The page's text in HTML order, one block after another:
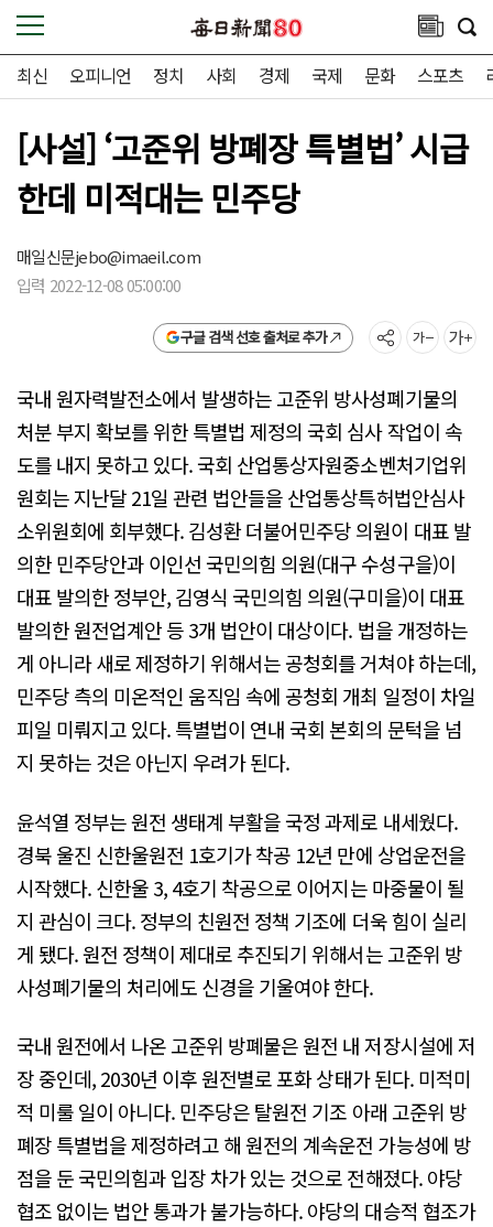
최신 오피니언 정치 사회 경제 국제 문화 스포츠
[사설] ‘고준위 방폐장 특별법’ 시급
한데 미적대는 민주당
매일신문jebo@imaeil.com
입력 2022-12-08 05:00:00
구글 검색 선호 출처로 추가
국내 원자력발전소에서 발생하는 고준위 방사성폐기물의
처분 부지 확보를 위한 특별법 제정의 국회 심사 작업이 속
도를 내지 못하고 있다. 국회 산업통상자원중소벤처기업위
원회는 지난달 21일 관련 법안들을 산업통상특허법안심사
소위원회에 회부했다. 김성환 더불어민주당 의원이 대표 발
의한 민주당안과 이인선 국민의힘 의원(대구 수성구을)이
대표 발의한 정부안, 김영식 국민의힘 의원(구미을)이 대표
발의한 원전업계안 등 3개 법안이 대상이다. 법을 개정하는
게 아니라 새로 제정하기 위해서는 공청회를 거쳐야 하는데,
민주당 측의 미온적인 움직임 속에 공청회 개최 일정이 차일
피일 미뤄지고 있다. 특별법이 연내 국회 본회의 문턱을 넘
지 못하는 것은 아닌지 우려가 된다.
윤석열 정부는 원전 생태계 부활을 국정 과제로 내세웠다.
경북 울진 신한울원전 1호기가 착공 12년 만에 상업운전을
시작했다. 신한울 3, 4호기 착공으로 이어지는 마중물이 될
지 관심이 크다. 정부의 친원전 정책 기조에 더욱 힘이 실리
게 됐다. 원전 정책이 제대로 추진되기 위해서는 고준위 방
사성폐기물의 처리에도 신경을 기울여야 한다.
국내 원전에서 나온 고준위 방폐물은 원전 내 저장시설에 저
장 중인데, 2030년 이후 원전별로 포화 상태가 된다. 미적미
적 미룰 일이 아니다. 민주당은 탈원전 기조 아래 고준위 방
폐장 특별법을 제정하려고 해 원전의 계속운전 가능성에 방
점을 둔 국민의힘과 입장 차가 있는 것으로 전해졌다. 야당
협조 없이는 법안 통과가 불가능하다. 야당의 대승적 협조가